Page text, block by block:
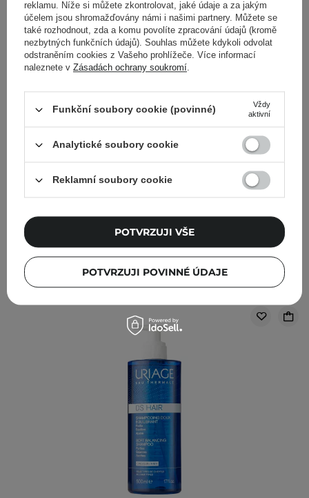
Shampoo - Tekutý
šampon pro všechny typy
vlasů - 260 ml
54
495,00 Kč
PŘIDAT DO KOŠÍKU
Revitalizační šampon na
vlasy - 500 ml
530,00 Kč
PŘIDAT DO KOŠÍKU
FILTROVÁNÍ TŘÍDĚNÍ
Doporučeno pro Vás
reklamu. Níže si můžete zkontrolovat, jaké údaje a za jakým
účelem jsou shromažďovány námi i našimi partnery. Můžete se
také rozhodnout, zda a komu povolíte zpracování údajů (kromě
nezbytných funkčních údajů). Souhlas můžete kdykoli odvolat
odstraněním cookies z Vašeho prohlížeče. Více informací
naleznete v Zásadách ochrany soukromí.
Funkční soubory cookie (povinné)
Vždy
aktivní
Analytické soubory cookie
Reklamní soubory cookie
POTVRZUJI POVINNÉ ÚDAJE
POTVRZUJI VŠE